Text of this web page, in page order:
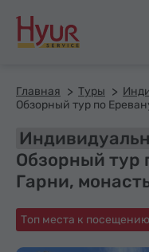
Главная Туры
Обзорный тур
Гарни,
Топ места к посещению